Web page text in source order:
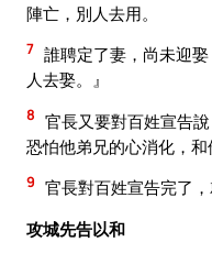
陣亡，別人去用。
7 誰聘定了妻，尚未迎
人去娶。』
8 官長又要對百姓宣告
恐怕他弟兄的心消化，和
9 官長對百姓宣告完了，
攻城先告以和